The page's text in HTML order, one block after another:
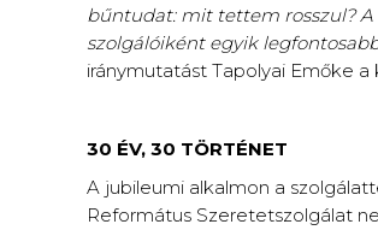
bűntudat: mit tettem rosszul? A
szolgálóiként egyik
iránymutatást Tapolyai Emőke a
30 ÉV, 30 TÖRTÉNET
A jubileumi alkalmon a
Református Szeretetszolgálat